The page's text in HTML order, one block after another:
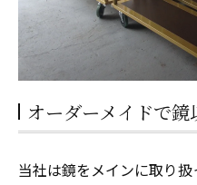
オーダーメイドで鏡
当社は鏡をメインに取り